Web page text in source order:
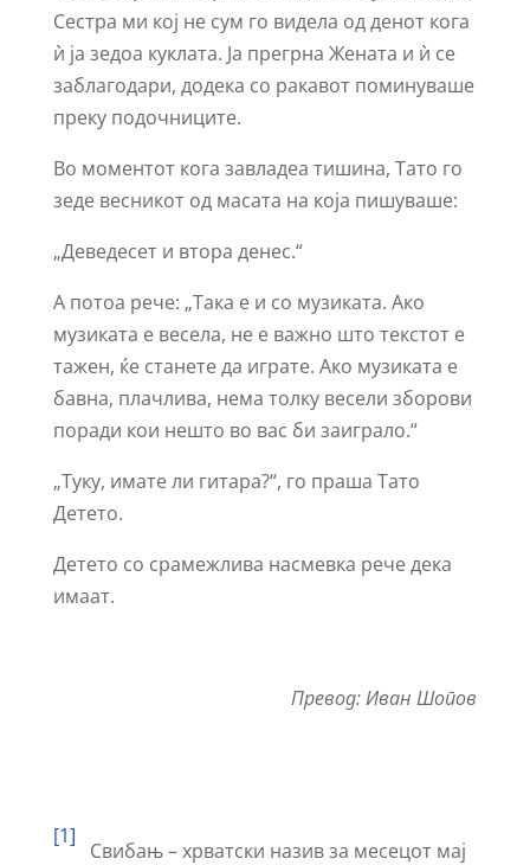
Сестра ми кој не сум го видела од денот кога
ѝ ја зедоа куклата. Ја прегрна Жената и ѝ се
заблагодари, додека со ракавот поминуваше
преку подочниците.
Во моментот кога завладеа тишина, Тато го
зеде весникот од масата на која пишуваше:
„Деведесет и втора денес.“
А потоа рече: „Така е и со музиката. Ако
музиката е весела, не е важно што текстот е
тажен, ќе станете да играте. Ако музиката е
бавна, плачлива, нема толку весели зборови
поради кои нешто во вас би заиграло.“
„Туку, имате ли гитара?“, го праша Тато
Детето.
Детето со срамежлива насмевка рече дека
имаат.
Превод: Иван Шопов
[1]
Свибањ – хрватски назив за месецот мај